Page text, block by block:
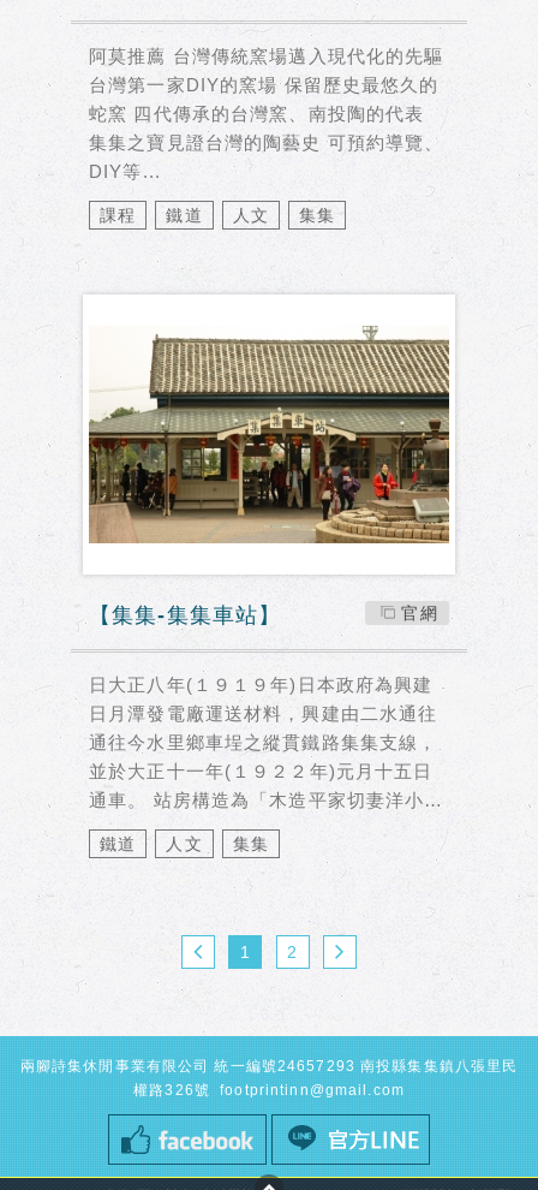
阿莫推薦 台灣傳統窯場邁入現代化的先驅
台灣第一家DIY的窯場 保留歷史最悠久的
蛇窯 四代傳承的台灣窯、南投陶的代表
集集之寶見證台灣的陶藝史 可預約導覽、
DIY等...
課程 鐵道 人文 集集
官網
【集集-集集車站】
日大正八年(１９１９年)日本政府為興建
日月潭發電廠運送材料，興建由二水通往
通往今水里鄉車埕之縱貫鐵路集集支線，
並於大正十一年(１９２２年)元月十五日
通車。 站房構造為「木造平家切妻洋小
屋」意指木構造、...
鐵道 人文 集集
1 2
兩腳詩集休閒事業有限公司 統一編號24657293 南投縣集集鎮八張里民
權路326號footprintinn@gmail.com
TOP